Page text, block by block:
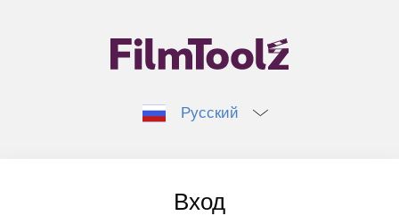
Русский
Вход